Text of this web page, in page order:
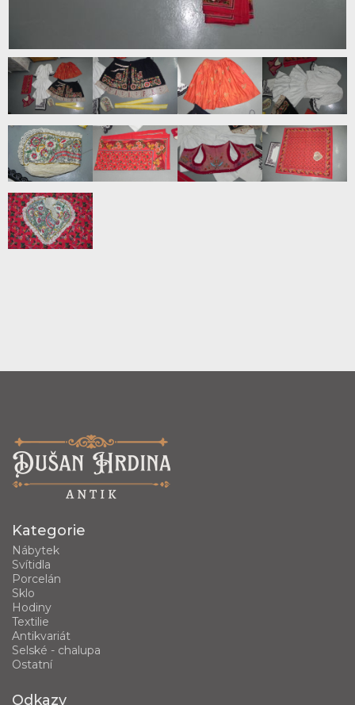
Kategorie
Nábytek
Svítidla
Porcelán
Sklo
Hodiny
Textilie
Antikvariát
Selské - chalupa
Ostatní
Odkazy